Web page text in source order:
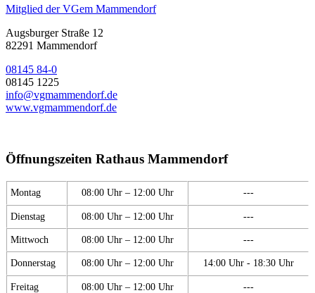
Mitglied der VGem Mammendorf
Augsburger Straße 12
82291 Mammendorf
08145 84-0
08145 1225
info@vgmammendorf.de
www.vgmammendorf.de
Öffnungszeiten Rathaus Mammendorf
Montag 08:00 Uhr – 12:00 Uhr ---
Dienstag 08:00 Uhr – 12:00 Uhr ---
Mittwoch 08:00 Uhr – 12:00 Uhr ---
Donnerstag 08:00 Uhr – 12:00 Uhr 14:00 Uhr - 18:30 Uhr
Freitag 08:00 Uhr – 12:00 Uhr ---